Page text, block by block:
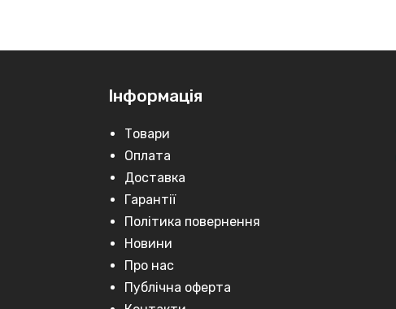
Інформація
Товари
Оплата
Доставка
Гарантії
Політика повернення
Новини
Про нас
Публічна оферта